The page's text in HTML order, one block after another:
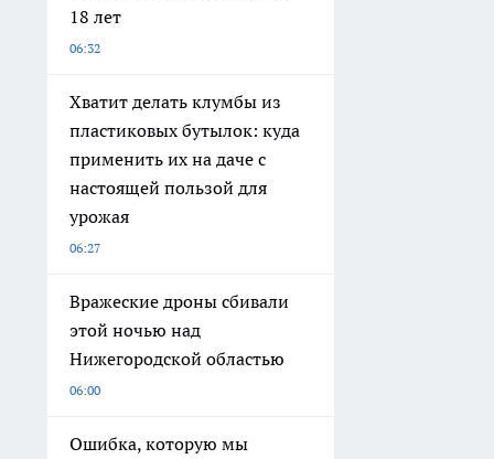
18 лет
06:32
Хватит делать клумбы из
пластиковых бутылок: куда
применить их на даче с
настоящей пользой для
урожая
06:27
Вражеские дроны сбивали
этой ночью над
Нижегородской областью
06:00
Ошибка, которую мы